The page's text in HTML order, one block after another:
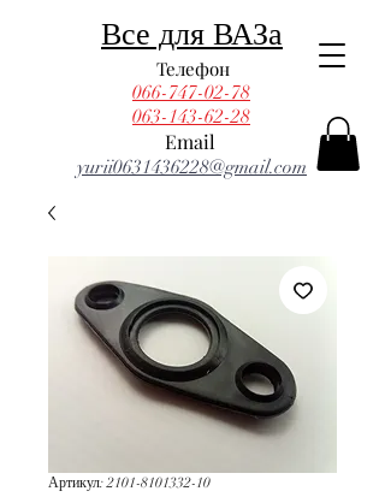
Email
Телефон
yurii0631436228@gmail.com
066-747-02-78
Все для ВАЗа
063-143-62-28
Артикул: 2101-8101332-10